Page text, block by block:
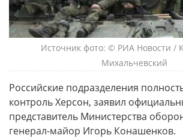
Источник фото: © РИА Новости /
Михальчевский
Российские подразделения
контроль Херсон, заявил
представитель Министерства
генерал-майор Игорь Конашенков.